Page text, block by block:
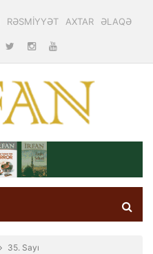
RƏSMİYYƏT AXTAR ƏLAQƏ
35. Sayı